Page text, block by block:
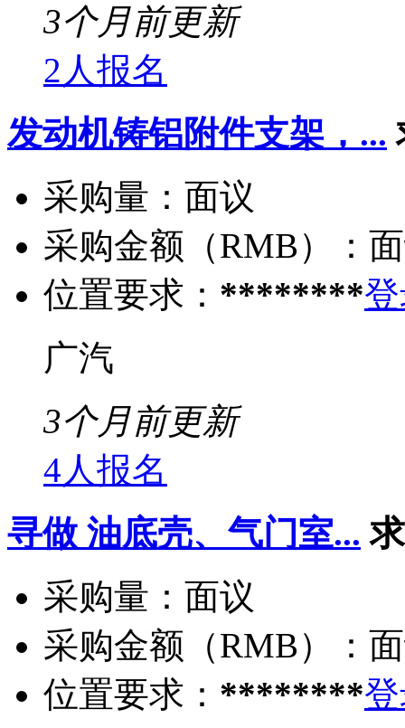
3个月前更新
2人报名
发动机铸铝附件支架，...
采购量： 面议
采购金额（RMB）：
位置要求： ********
广汽
3个月前更新
4人报名
寻做 油底壳、气门室...
采购量： 面议
采购金额（RMB）：
位置要求： ********